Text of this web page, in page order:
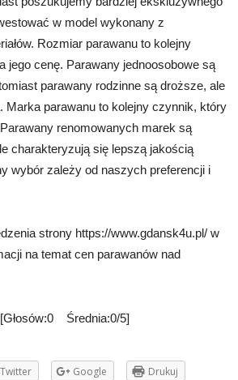
w model wykonany z
Rozmiar parawanu to kolejny
jego cenę. Parawany jednoosobowe są
parawany rodzinne są droższe, ale
Marka parawanu to kolejny czynnik, który
renomowanych marek są
charakteryzują się lepszą jakością
wybór zależy od naszych preferencji i
strony https://www.gdansk4u.pl/ w
na temat cen parawanów nad
[Głosów:0 Średnia:0/5]
Twitter Google Drukuj